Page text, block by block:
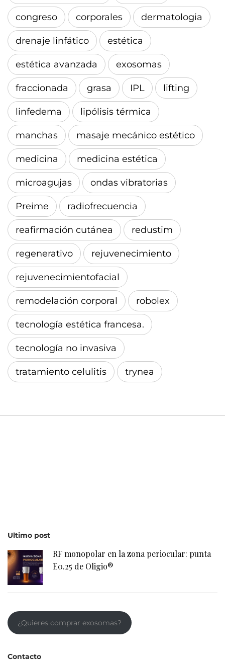
congreso corporales dermatologia
drenaje linfático estética
estética avanzada exosomas
fraccionada grasa IPL lifting
linfedema lipólisis térmica
manchas masaje mecánico estético
medicina medicina estética
microagujas ondas vibratorias
Preime radiofrecuencia
reafirmación cutánea redustim
regenerativo rejuvenecimiento
rejuvenecimientofacial
remodelación corporal robolex
tecnología estética francesa.
tecnología no invasiva
tratamiento celulitis trynea
Ultimo post
RF monopolar en la zona periocular: punta
E0.25 de Oligio®
¿Quieres comprar exosomas?
Contacto